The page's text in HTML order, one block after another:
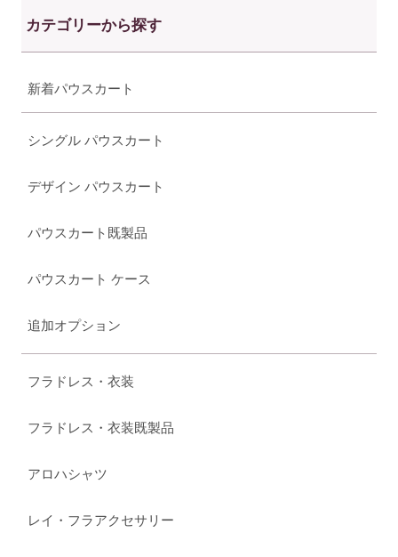
カテゴリーから探す
新着パウスカート
シングル パウスカート
デザイン パウスカート
パウスカート既製品
パウスカート ケース
追加オプション
フラドレス・衣装
フラドレス・衣装既製品
アロハシャツ
レイ・フラアクセサリー